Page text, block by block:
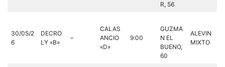
R, 56
30/05/2
6
DECRO
LY «B»
–
CALAS
ANCIO
«D»
9:00
GUZMA
N EL
BUENO,
60
ALEVIN
MIXTO